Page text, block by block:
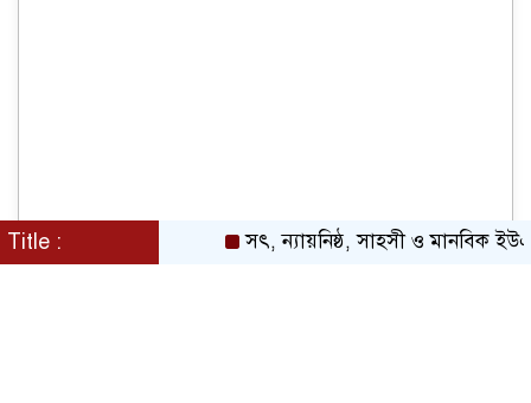
Title : সৎ, ন্যায়নিষ্ঠ, সাহসী ও মানবিক ইউএনও